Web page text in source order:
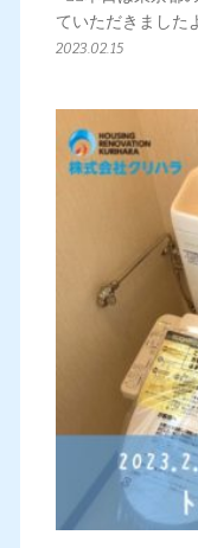
ていただきました
2023.02.15